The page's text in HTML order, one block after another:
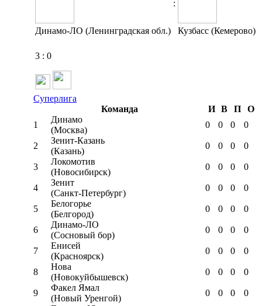
:
Динамо-ЛО (Ленинградская обл.) Кузбасс (Кемерово)
3 : 0
Суперлига
Команда
И В П
О
1
Динамо
(Москва)
0 0 0 0
2
Зенит-Казань
(Казань)
0 0 0 0
3
Локомотив
(Новосибирск)
0 0 0 0
4
Зенит
(Санкт-Петербург)
0 0 0 0
5
Белогорье
(Белгород)
0 0 0 0
6
Динамо-ЛО
(Сосновый бор)
0 0 0 0
7
Енисей
(Красноярск)
0 0 0 0
8
Нова
(Новокуйбышевск)
0 0 0 0
9
Факел Ямал
(Новый Уренгой)
0 0 0 0